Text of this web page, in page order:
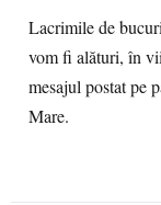
Lacrimile de
vom fi alături, în
mesajul postat pe
Mare.